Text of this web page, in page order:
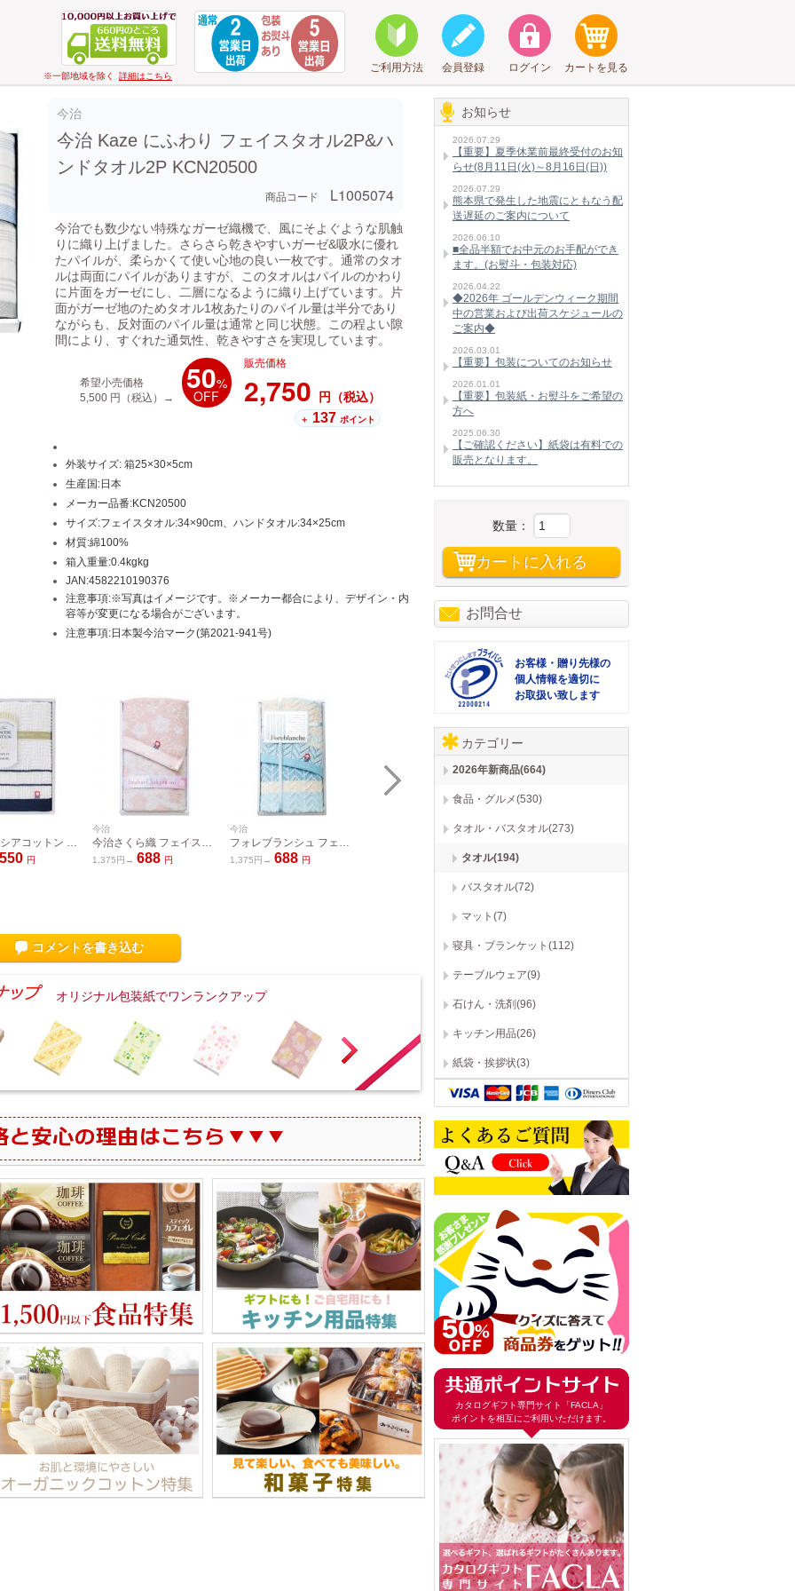
※一部地域を除く 詳細はこちら
ご利用方法 会員登録 ログイン カートを見る
今治
今治 Kaze にふわり フェイスタオル2P&ハ
ンドタオル2P KCN20500
商品コード L1005074
今治でも数少ない特殊なガーゼ織機で、風にそよぐような肌触
りに織り上げました。さらさら乾きやすいガーゼ&吸水に優れ
たパイルが、柔らかくて使い心地の良い一枚です。通常のタオ
ルは両面にパイルがありますが、このタオルはパイルのかわり
に片面をガーゼにし、二層になるように織り上げています。片
面がガーゼ地のためタオル1枚あたりのパイル量は半分であり
ながらも、反対面のパイル量は通常と同じ状態。この程よい隙
間により、すぐれた通気性、乾きやすさを実現しています。
希望小売価格
5,500 円（税込）→
50%
OFF
販売価格
2,750 円（税込）
＋ 137 ポイント
外装サイズ: 箱25×30×5cm
生産国:日本
メーカー品番:KCN20500
サイズ:フェイスタオル:34×90cm、ハンドタオル:34×25cm
材質:綿100%
箱入重量:0.4kgkg
JAN:4582210190376
注意事項:※写真はイメージです。※メーカー都合により、デザイン・内
容等が変更になる場合がございます。
注意事項:日本製今治マーク(第2021-941号)
今治 シンシアコットン フェイスタオル S-10100
550 円
今治
今治さくら織 フェイスタオル MS-125
1,375円→ 688 円
今治
フォレブランシュ フェイスタオル HBM-1259
1,375円→ 688 円
今治
1,650円→
コメントを書き込む
オリジナル包装紙でワンランクアップ
お知らせ
2026.07.29
【重要】夏季休業前最終受付のお知
らせ(8月11日(火)～8月16日(日))
2026.07.29
熊本県で発生した地震にともなう配
送遅延のご案内について
2026.06.10
■全品半額でお中元のお手配ができ
ます。(お熨斗・包装対応)
2026.04.22
◆2026年 ゴールデンウィーク期間
中の営業および出荷スケジュールの
ご案内◆
2026.03.01
【重要】包装についてのお知らせ
2026.01.01
【重要】包装紙・お熨斗をご希望の
方へ
2025.06.30
【ご確認ください】紙袋は有料での
販売となります。
数量：
カートに入れる
お問合せ
お客様・贈り先様の
個人情報を適切に
お取扱い致します
カテゴリー
2026年新商品(664)
食品・グルメ(530)
タオル・バスタオル(273)
タオル(194)
バスタオル(72)
マット(7)
寝具・ブランケット(112)
テーブルウェア(9)
石けん・洗剤(96)
キッチン用品(26)
紙袋・挨拶状(3)
カタログギフト専門サイト「FACLA」
ポイントを相互にご利用いただけます。